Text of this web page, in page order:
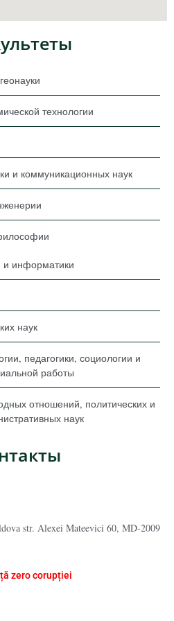
технологии
и коммуникационных наук
и информатики
наук
педагогики, социологии и
работы
отношений, политических и
наук
str. Alexei Mateevici 60, MD-2009
zero corupției